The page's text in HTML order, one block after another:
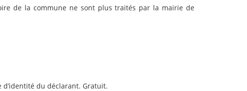
de la commune ne sont plus traités par la mairie de
du déclarant. Gratuit.